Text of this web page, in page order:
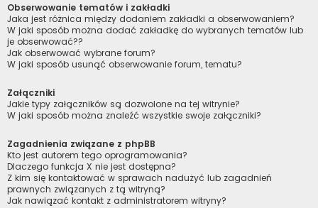
Obserwowanie tematów i zakładki
Jaka jest różnica między dodaniem zakładki a obserwowaniem?
W jaki sposób można dodać zakładkę do wybranych tematów lub
je obserwować??
Jak obserwować wybrane forum?
W jaki sposób usunąć obserwowanie forum, tematu?
Załączniki
Jakie typy załączników są dozwolone na tej witrynie?
W jaki sposób można znaleźć wszystkie swoje załączniki?
Zagadnienia związane z phpBB
Kto jest autorem tego oprogramowania?
Dlaczego funkcja X nie jest dostępna?
Z kim się kontaktować w sprawach nadużyć lub zagadnień
prawnych związanych z tą witryną?
Jak nawiązać kontakt z administratorem witryny?